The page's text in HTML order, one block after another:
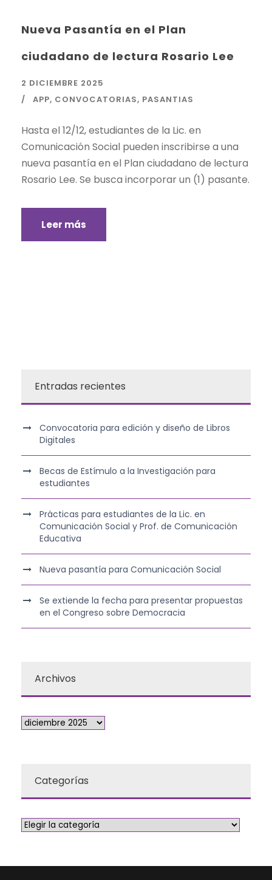
Nueva Pasantía en el Plan
ciudadano de lectura Rosario Lee
2 DICIEMBRE 2025
APP, CONVOCATORIAS, PASANTIAS
Hasta el 12/12, estudiantes de la Lic. en
Comunicación Social pueden inscribirse a una
nueva pasantía en el Plan ciudadano de lectura
Rosario Lee. Se busca incorporar un (1) pasante.
Leer más
Entradas recientes
Convocatoria para edición y diseño de Libros
Digitales
Becas de Estímulo a la Investigación para
estudiantes
Prácticas para estudiantes de la Lic. en
Comunicación Social y Prof. de Comunicación
Educativa
Nueva pasantía para Comunicación Social
Se extiende la fecha para presentar propuestas
en el Congreso sobre Democracia
Archivos
Categorías